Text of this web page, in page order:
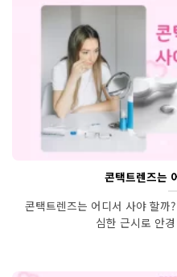
콘택트렌즈는
콘택트렌즈는 어디서 사야 할까
심한 근시로 안